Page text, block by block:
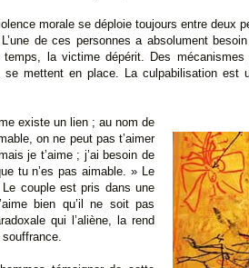
morale se déploie toujours entre
de ces personnes a absolument
la victime dépérit. Des
se mettent en place. La culpabilisation
existe un lien ; au nom de
on ne peut pas t’aimer
je t’aime ; j’ai besoin de
tu n’es pas aimable. » Le
couple est pris dans une
bien qu’il ne soit pas
qui l’aliène, la rend